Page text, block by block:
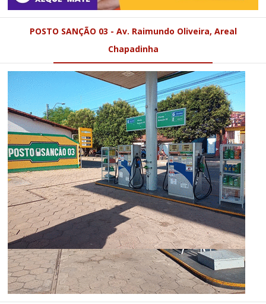
POSTO SANÇÃO 03 - Av. Raimundo Oliveira, Areal
Chapadinha